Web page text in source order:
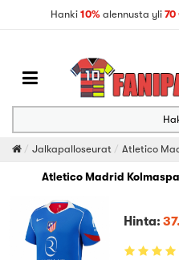
Hanki 10% alennusta yli 70
Jalkapalloseurat Atletico
Atletico Madrid
Hinta: